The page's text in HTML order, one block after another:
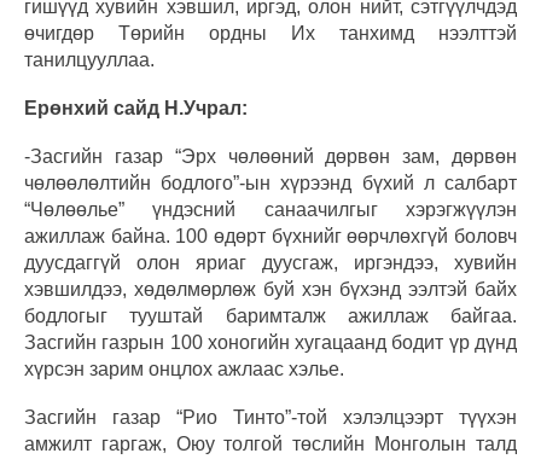
гишүүд хувийн хэвшил, иргэд, олон нийт, сэтгүүлчдэд
өчигдөр Төрийн ордны Их танхимд нээлттэй
танилцууллаа.
Ерөнхий сайд Н.Учрал:
-Засгийн газар “Эрх чөлөөний дөрвөн зам, дөрвөн
чөлөөлөлтийн бодлого”-ын хүрээнд бүхий л салбарт
“Чөлөөлье” үндэсний санаачилгыг хэрэгжүүлэн
ажиллаж байна. 100 өдөрт бүхнийг өөрчлөхгүй боловч
дуусдаггүй олон яриаг дуусгаж, иргэндээ, хувийн
хэвшилдээ, хөдөлмөрлөж буй хэн бүхэнд ээлтэй байх
бодлогыг тууштай баримталж ажиллаж байгаа.
Засгийн газрын 100 хоногийн хугацаанд бодит үр дүнд
хүрсэн зарим онцлох ажлаас хэлье.
Засгийн газар “Рио Тинто”-той хэлэлцээрт түүхэн
амжилт гаргаж, Оюу толгой төслийн Монголын талд